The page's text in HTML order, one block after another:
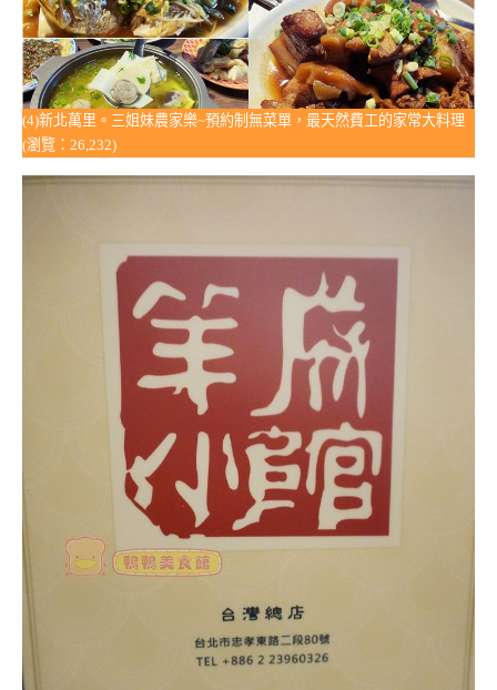
(4)新北萬里。三姐妹農家樂~預約制無菜單，最天然費工的家常大料理
(瀏覽：26,232)